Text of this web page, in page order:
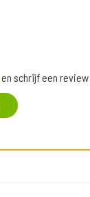
en schrijf een review